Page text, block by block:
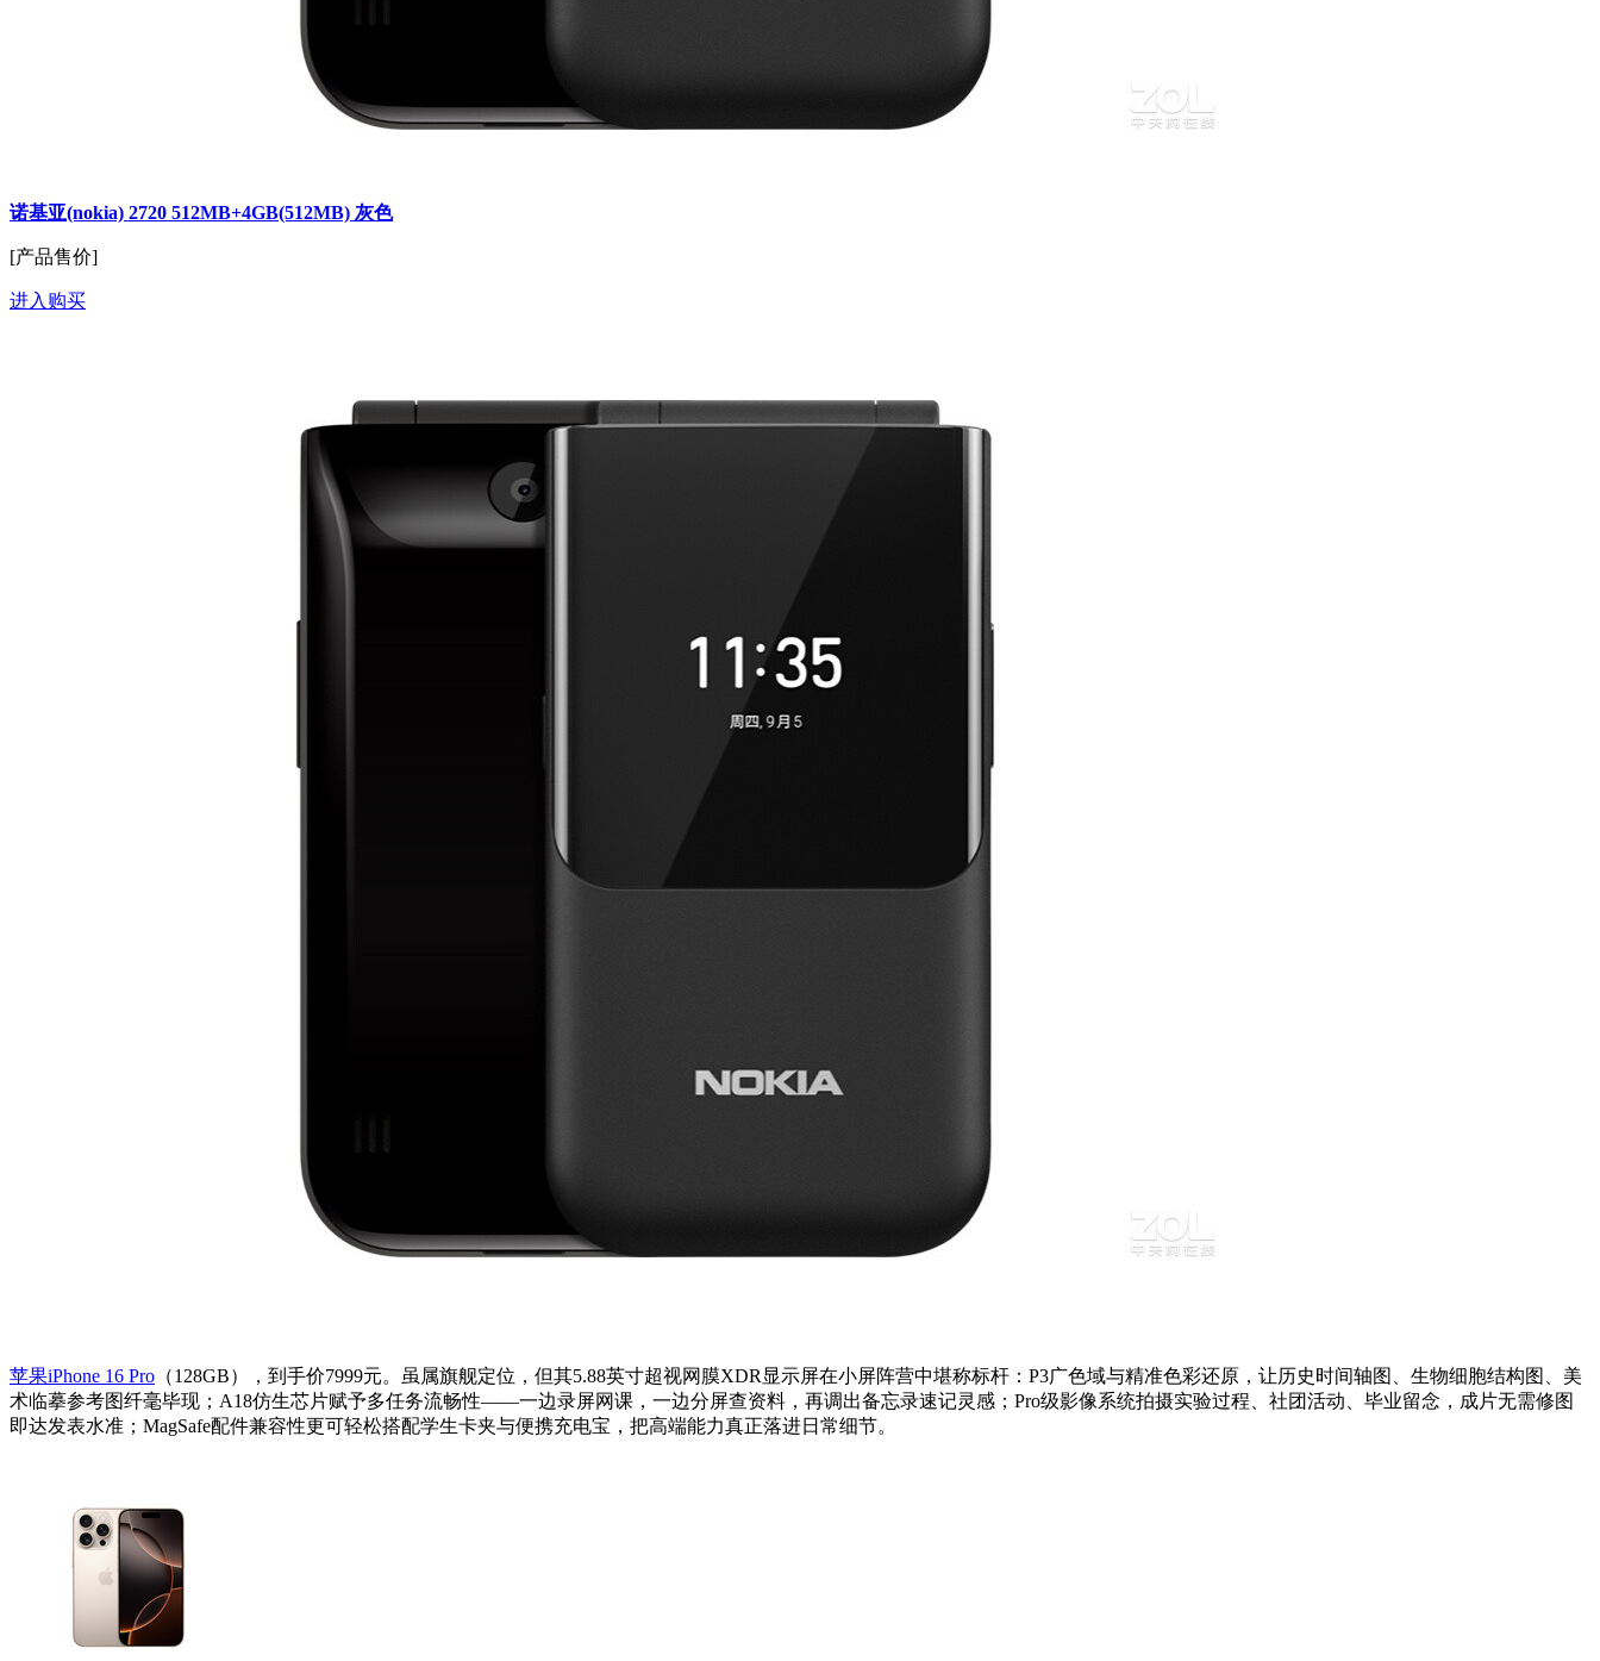
诺基亚(nokia) 2720 512MB+4GB(512MB) 灰色
[产品售价]
进入购买
苹果iPhone 16 Pro （128GB），到手价7999元。虽属旗舰定位，但其5.88英寸超视网膜XDR显示屏在小屏阵营中堪称标杆：P3广色域与精准色彩还原，让历史时间轴图、生物细胞结构图、美
术临摹参考图纤毫毕现；A18仿生芯片赋予多任务流畅性——一边录屏网课，一边分屏查资料，再调出备忘录速记灵感；Pro级影像系统拍摄实验过程、社团活动、毕业留念，成片无需修图
即达发表水准；MagSafe配件兼容性更可轻松搭配学生卡夹与便携充电宝，把高端能力真正落进日常细节。